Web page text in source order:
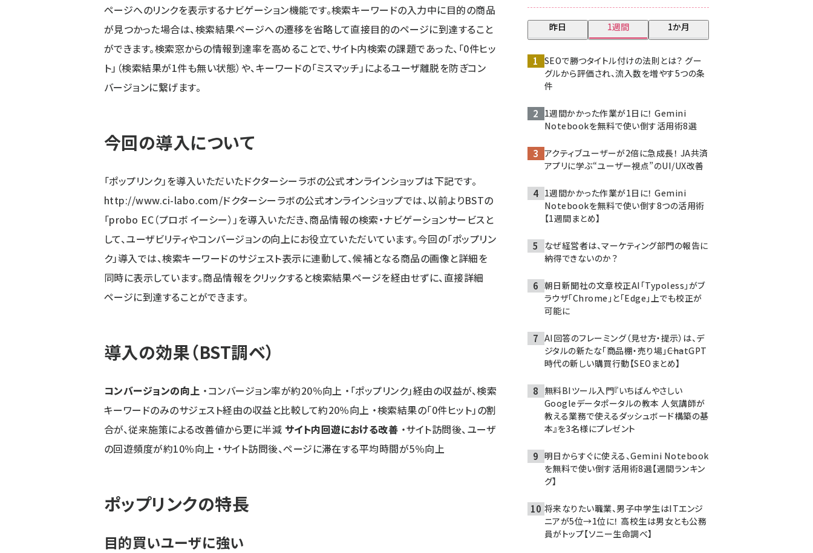
ページへのリンクを表示するナビゲーション機能です。検索キーワードの入力中に目的の商品
が見つかった場合は、検索結果ページへの遷移を省略して直接目的のページに到達すること
ができます。検索窓からの情報到達率を高めることで、サイト内検索の課題であった、「0件ヒッ
ト」（検索結果が1件も無い状態）や、キーワードの「ミスマッチ」によるユーザ離脱を防ぎコン
バージョンに繋げます。
今回の導入について
「ポップリンク」を導入いただいたドクターシーラボの公式オンラインショップは下記です。
http://www.ci-labo.com/ドクターシーラボの公式オンラインショップでは、以前よりBSTの
「probo EC（プロボ イーシー）」を導入いただき、商品情報の検索・ナビゲーションサービスと
して、ユーザビリティやコンバージョンの向上にお役立ていただいています。今回の「ポップリン
ク」導入では、検索キーワードのサジェスト表示に連動して、候補となる商品の画像と詳細を
同時に表示しています。商品情報をクリックすると検索結果ページを経由せずに、直接詳細
ページに到達することができます。
導入の効果（BST調ベ）
コンバージョンの向上 ・コンバージョン率が約20％向上 ・「ポップリンク」経由の収益が、検索
キーワードのみのサジェスト経由の収益と比較して約20％向上 ・検索結果の「0件ヒット」の割
合が、従来施策による改善値から更に半減 サイト内回遊における改善 ・サイト訪問後、ユーザ
の回遊頻度が約10％向上 ・サイト訪問後、ページに滞在する平均時間が5％向上
ポップリンクの特長
目的買いユーザに強い
昨日 1週間 1か月
SEOで勝つタイトル付けの法則とは？ グー
グルから評価され、流入数を増やす5つの条
件
1週間かかった作業が1日に！ Gemini
Notebookを無料で使い倒す活用術8選
アクティブユーザーが2倍に急成長！ JA共済
アプリに学ぶ“ユーザー視点”のUI/UX改善
1週間かかった作業が1日に！ Gemini
Notebookを無料で使い倒す8つの活用術
【1週間まとめ】
なぜ経営者は、マーケティング部門の報告に
納得できないのか？
朝日新聞社の文章校正AI「Typoless」がブ
ラウザ「Chrome」と「Edge」上でも校正が
可能に
AI回答のフレーミング（見せ方・提示）は、デ
ジタルの新たな「商品棚・売り場」――ChatGPT
時代の新しい購買行動【SEOまとめ】
無料BIツール入門『いちばんやさしい
Googleデータポータルの教本 人気講師が
教える業務で使えるダッシュボード構築の基
本』を3名様にプレゼント
明日からすぐに使える、Gemini Notebook
を無料で使い倒す活用術8選【週間ランキン
グ】
将来なりたい職業、男子中学生はITエンジ
ニアが5位→1位に！ 高校生は男女とも公務
員がトップ【ソニー生命調べ】